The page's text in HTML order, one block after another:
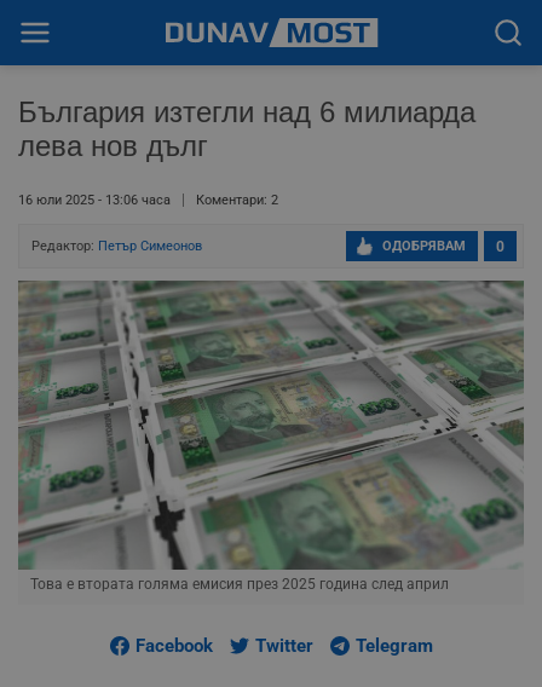
България изтегли над 6 милиарда
лева нов дълг
16 юли 2025 - 13:06 часа Коментари: 2
Редактор: Петър Симеонов 0
ОДОБРЯВАМ
Това е втората голяма емисия през 2025 година след април
Facebook Twitter Telegram